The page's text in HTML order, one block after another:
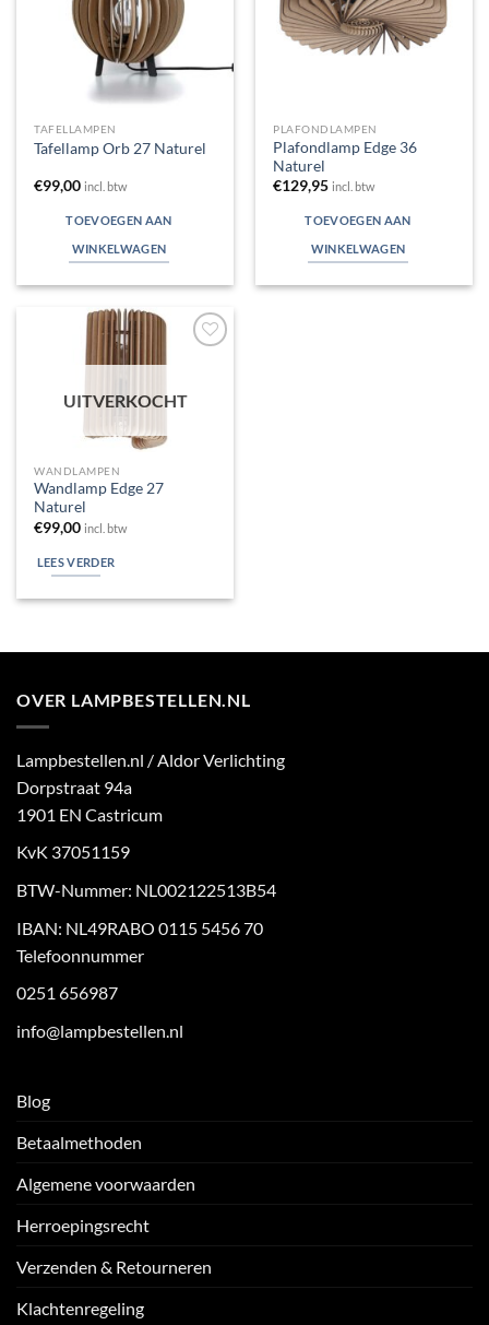
TAFELLAMPEN
Tafellamp Orb 27 Naturel
€99,00 incl. btw
TOEVOEGEN AAN
WINKELWAGEN
PLAFONDLAMPEN
Plafondlamp Edge 36
Naturel
€129,95 incl. btw
TOEVOEGEN AAN
WINKELWAGEN
UITVERKOCHT
WANDLAMPEN
Wandlamp Edge 27
Naturel
€99,00 incl. btw
LEES VERDER
OVER LAMPBESTELLEN.NL
Lampbestellen.nl / Aldor Verlichting
Dorpstraat 94a
1901 EN Castricum
KvK 37051159
BTW-Nummer: NL002122513B54
IBAN: NL49RABO 0115 5456 70
Telefoonnummer
0251 656987
info@lampbestellen.nl
Blog
Betaalmethoden
Algemene voorwaarden
Herroepingsrecht
Verzenden & Retourneren
Klachtenregeling